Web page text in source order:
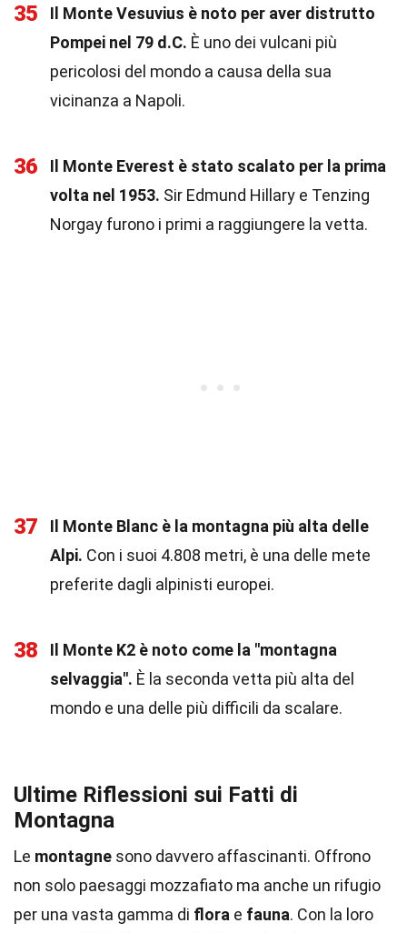
35
Il Monte Vesuvius è noto per aver distrutto
Pompei nel 79 d.C. È uno dei vulcani più
pericolosi del mondo a causa della sua
vicinanza a Napoli.
36
Il Monte Everest è stato scalato per la prima
volta nel 1953. Sir Edmund Hillary e Tenzing
Norgay furono i primi a raggiungere la vetta.
37
Il Monte Blanc è la montagna più alta delle
Alpi. Con i suoi 4.808 metri, è una delle mete
preferite dagli alpinisti europei.
38
Il Monte K2 è noto come la "montagna
selvaggia". È la seconda vetta più alta del
mondo e una delle più difficili da scalare.
Ultime Riflessioni sui Fatti di
Montagna
Le montagne sono davvero affascinanti. Offrono
non solo paesaggi mozzafiato ma anche un rifugio
per una vasta gamma di flora e fauna. Con la loro